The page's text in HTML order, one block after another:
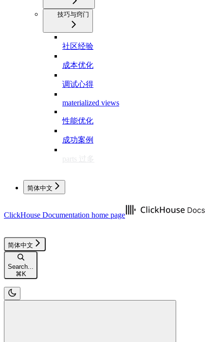
技巧与窍门
社区经验
成本优化
调试心得
materialized views
性能优化
成功案例
parts 过多
简体中文
ClickHouse Documentation home page
简体中文
Search...
⌘ K